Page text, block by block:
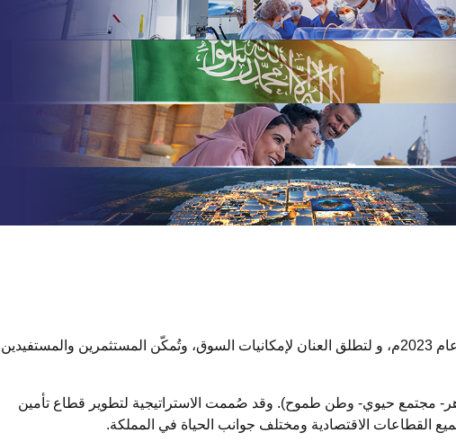
قامت هيئة التأمين بإعداد الاستراتيجية الوطنية لقطاع التأمين باعتبارها أحد الاختصاصات الجوهرية التي تأسست الهيئة من أجلها في عام 2023م، و لتطلق ا​​لعنان لإمكانيات السوق، وتُمكّن المستثمرين والمستفيدين
يتواءم مع مستهدفات رؤية السعودية 2030 ومحاورها الثلاثة (اقتصاد مزدهر- مجتمع حيوي- وطن طموح). وقد صُممت الاستراتيجية لتطوير قطاع تأمين
القطاعات الاقتصادية ومختلف جوانب الحياة في المملكة.